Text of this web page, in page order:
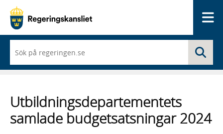
du
börjar
skriva
lista
med
Utbildningsdepartementets
samlade budgetsatsningar 2024